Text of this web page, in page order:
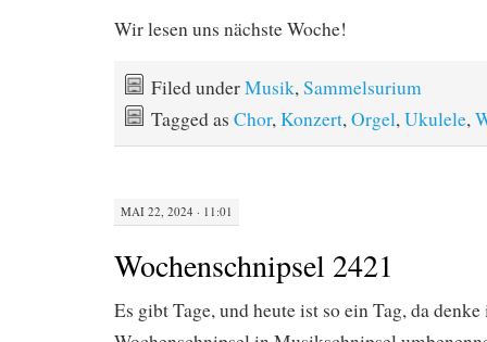
Wir lesen uns nächste Woche!
Filed underMusik,Sammelsurium
Tagged as Chor,Konzert,Orgel,Ukulele,
MAI 22, 2024 · 11:01
Wochenschnipsel 2421
Es gibt Tage, und heute ist so ein Tag, da